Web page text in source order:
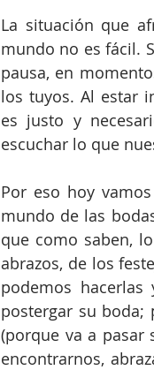
La situación que
mundo no es fácil.
pausa, en
los tuyos. Al estar
es justo y
escuchar lo que
Por eso hoy
mundo de las
que como saben,
abrazos, de los
podemos
postergar su boda;
(porque va a pasar
encontrarnos,